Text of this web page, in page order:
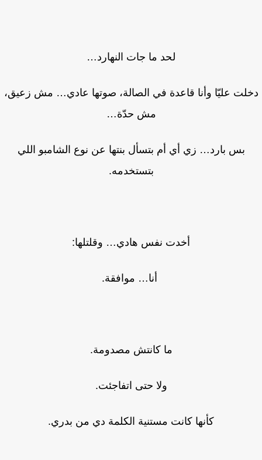
لحد ما جات النهارد…
عليّا وأنا قاعدة في الصالة، صوتها عادي… مش زعيق،
مش حدّة…
بس بارد… زي أي أم بتسأل بنتها عن نوع الشامبو اللي
بتستخدمه.
أخدت نفس هادي… وقلتلها:
أنا… موافقة.
ما كانتش مصدومة.
ولا حتى اتفاجئت.
كأنها كانت مستنية الكلمة دي من بدري.